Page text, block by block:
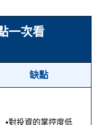
一次看
缺點
▪對投資的掌控度低